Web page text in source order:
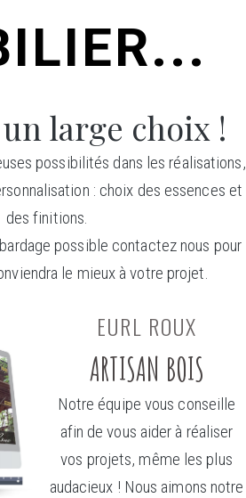
large choix !
possibilités dans les réalisations,
: choix des essences et
des finitions.
possible contactez nous pour
le mieux à votre projet.
EURL ROUX
ARTISAN BOIS
Notre équipe vous conseille
afin de vous aider à réaliser
vos projets, même les plus
audacieux ! Nous aimons notre